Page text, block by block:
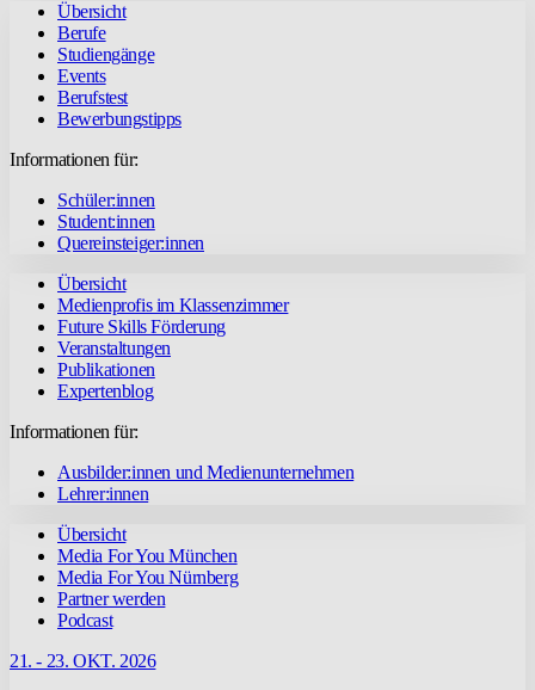
Übersicht
Berufe
Studiengänge
Events
Berufstest
Bewerbungstipps
Informationen für:
Schüler:innen
Student:innen
Quereinsteiger:innen
Übersicht
Medienprofis im Klassenzimmer
Future Skills Förderung
Veranstaltungen
Publikationen
Expertenblog
Informationen für:
Ausbilder:innen und Medienunternehmen
Lehrer:innen
Übersicht
Media For You München
Media For You Nürnberg
Partner werden
Podcast
21. - 23. OKT. 2026